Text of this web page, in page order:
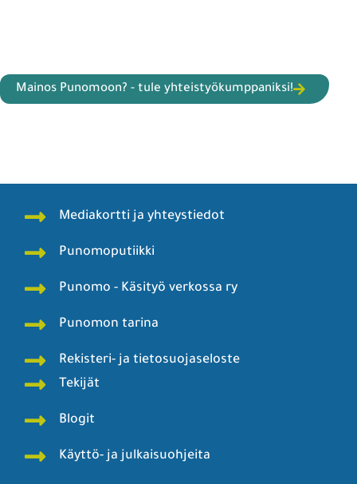
Mainos Punomoon? - tule yhteistyökumppaniksi!
Mediakortti ja yhteystiedot
Punomoputiikki
Punomo - Käsityö verkossa ry
Punomon tarina
Rekisteri- ja tietosuojaseloste
Tekijät
Blogit
Käyttö- ja julkaisuohjeita